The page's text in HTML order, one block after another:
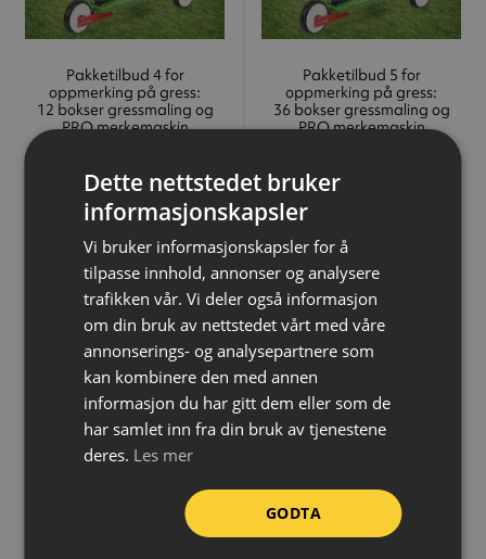
Pakketilbud 4 for
oppmerking på gress:
12 bokser gressmaling og
PRO merkemaskin
Tilbudspris
5 143,-
eks.MVA
Før 6 051,-
Pakketilbud 5 for
oppmerking på gress:
36 bokser gressmaling og
PRO merkemaskin
Tilbudspris
9 071,-
Før
PAKKETILBUD KVANTUMSRABATT
Dette nettstedet bruker
informasjonskapsler
Vi bruker informasjonskapsler for å
tilpasse innhold, annonser og analysere
trafikken vår. Vi deler også informasjon
om din bruk av nettstedet vårt med våre
annonserings- og analysepartnere som
kan kombinere den med annen
informasjon du har gitt dem eller som de
har samlet inn fra din bruk av tjenestene
deres. Les mer
GODTA